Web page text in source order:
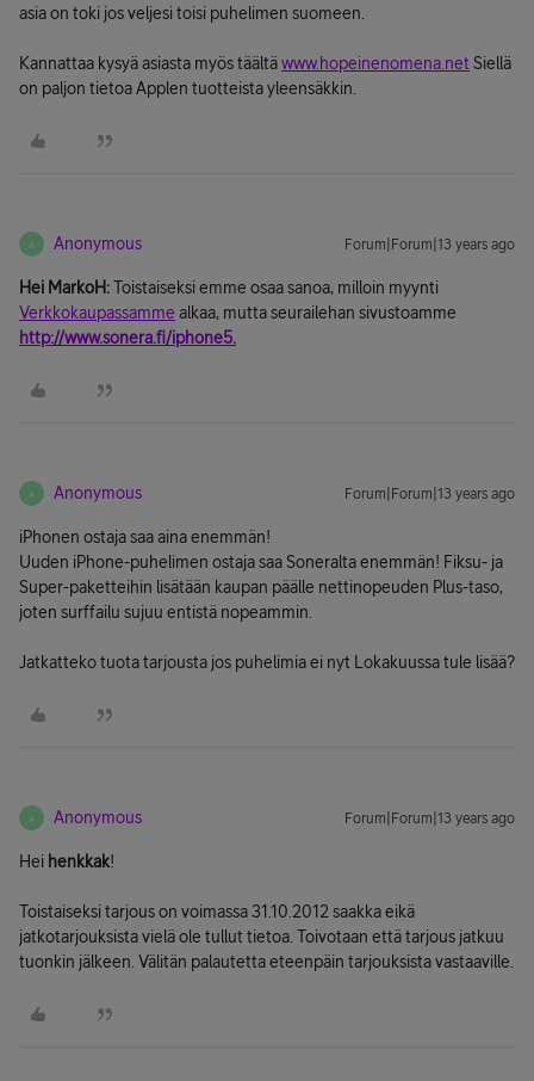
asia on toki jos veljesi toisi puhelimen suomeen.
Kannattaa kysyä asiasta myös täältäwww.hopeinenomena.net Siellä
on paljon tietoa Applen tuotteista yleensäkkin.
A Anonymous Forum|Forum|13 years ago
Hei MarkoH:Toistaiseksi emme osaa sanoa, milloin myynti
Verkkokaupassamme alkaa, mutta seurailehan sivustoamme
http://www.sonera.fi/iphone5.
A Anonymous Forum|Forum|13 years ago
iPhonen ostaja saa aina enemmän!
Uuden iPhone-puhelimen ostaja saa Soneralta enemmän! Fiksu- ja
Super-paketteihin lisätään kaupan päälle nettinopeuden Plus-taso,
joten surffailu sujuu entistä nopeammin.
Jatkatteko tuota tarjousta jos puhelimia ei nyt Lokakuussa tule lisää?
A Anonymous Forum|Forum|13 years ago
Hei henkkak!
Toistaiseksi tarjous on voimassa 31.10.2012 saakka eikä
jatkotarjouksista vielä ole tullut tietoa. Toivotaan että tarjous jatkuu
tuonkin jälkeen. Välitän palautetta eteenpäin tarjouksista vastaaville.